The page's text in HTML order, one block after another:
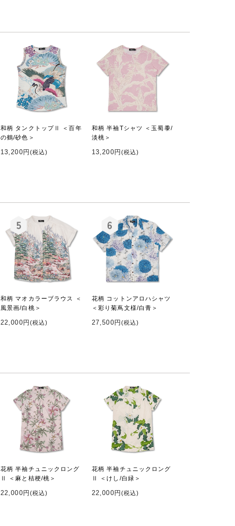
和柄 タンクトップⅡ ＜百年
の鶴/砂色＞
13,200円 (税込)
和柄 半袖Tシャツ ＜玉蜀黍/
淡桃＞
13,200円 (税込)
和柄 マオカラーブラウス ＜
風景画/白桃＞
22,000円 (税込)
花柄 コットンアロハシャツ
＜彩り菊蔦文様/白青＞
27,500円 (税込)
花柄 半袖チュニックロング
Ⅱ ＜麻と桔梗/桃＞
22,000円 (税込)
花柄 半袖チュニックロング
Ⅱ ＜けし/白緑＞
22,000円 (税込)